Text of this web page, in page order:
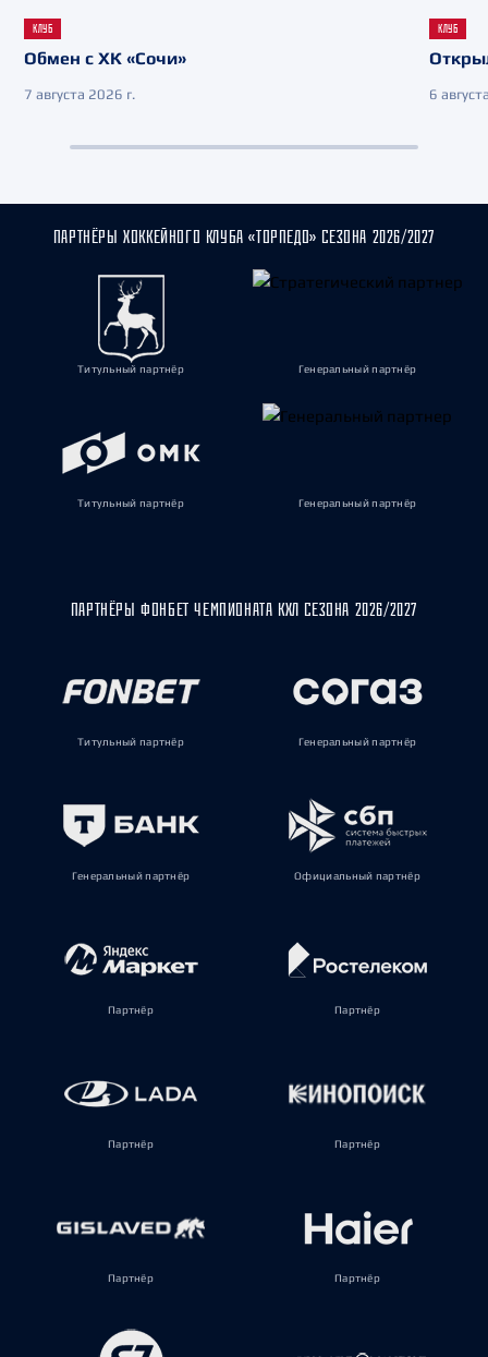
КЛУБ
Обмен с ХК «Сочи»
7 августа 2026 г.
КЛУБ
6
ПАРТНЁРЫ ХОККЕЙНОГО КЛУБА «ТОРПЕДО» СЕЗОНА 2026/2027
Титульный партнёр Генеральный партнёр
Титульный партнёр Генеральный партнёр
ПАРТНЁРЫ ФОНБЕТ ЧЕМПИОНАТА КХЛ СЕЗОНА 2026/2027
Титульный партнёр Генеральный партнёр
Генеральный партнёр Официальный партнёр
Партнёр Партнёр
Партнёр Партнёр
Партнёр Партнёр